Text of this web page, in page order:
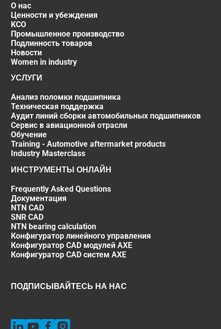
О нас
Ценности и убеждения
KCO
Промышленное производство
Подлинность товаров
Новости
Women in industry
УСЛУГИ
Анализ поломки подшипника
Техническая поддержка
Аудит линий сборки автомобильных подшипников
Сервис в авиационной отрасли
Обучение
Training - Automotive aftermarket products
Industry Masterclass
ИНСТРУМЕНТЫ ОНЛАЙН
Frequently Asked Questions
Документация
NTN CAD
SNR CAD
NTN bearing calculation
Конфигуратор линейного управления
Конфигуратор CAD модулей AXE
Конфигуратор CAD систем AXE
ПОДПИСЫВАЙТЕСЬ НА НАС